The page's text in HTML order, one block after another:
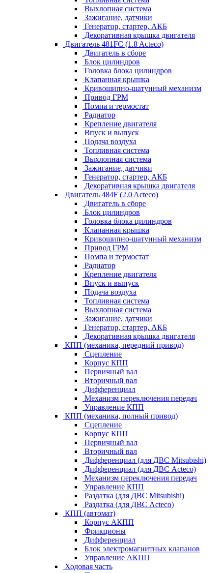
Выхлопная система
Зажигание, датчики
Генератор, стартер, АКБ
Декоративная крышка двигателя
Двигатель 481FC (1.8 Acteco)
Двигатель в сборе
Блок цилиндров
Головка блока цилиндров
Клапанная крышка
Кривошипно-шатунный механизм
Привод ГРМ
Помпа и термостат
Радиатор
Крепление двигателя
Впуск и выпуск
Подача воздуха
Топливная система
Выхлопная система
Зажигание, датчики
Генератор, стартер, АКБ
Декоративная крышка двигателя
Двигатель 484F (2.0 Acteco)
Двигатель в сборе
Блок цилиндров
Головка блока цилиндров
Клапанная крышка
Кривошипно-шатунный механизм
Привод ГРМ
Помпа и термостат
Радиатор
Крепление двигателя
Впуск и выпуск
Подача воздуха
Топливная система
Выхлопная система
Зажигание, датчики
Генератор, стартер, АКБ
Декоративная крышка двигателя
КПП (механика, передний привод)
Сцепление
Корпус КПП
Первичный вал
Вторичный вал
Дифференциал
Механизм переключения передач
Управление КПП
КПП (механика, полный привод)
Сцепление
Корпус КПП
Первичный вал
Вторичный вал
Дифференциал (для ДВС Mitsubishi)
Дифференциал (для ДВС Acteco)
Механизм переключения передач
Управление КПП
Раздатка (для ДВС Mitsubishi)
Раздатка (для ДВС Acteco)
КПП (автомат)
Корпус АКПП
Фрикционы
Дифференциал
Блок электромагнитных клапанов
Управление АКПП
Ходовая часть